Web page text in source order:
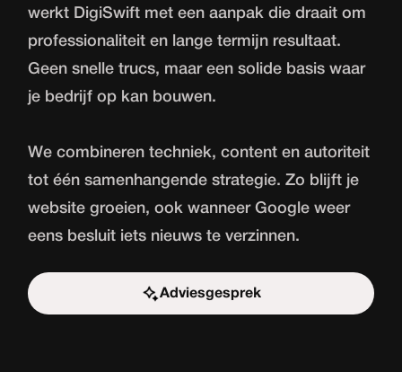
werkt DigiSwift met een aanpak die draait om
professionaliteit en lange termijn resultaat.
Geen snelle trucs, maar een solide basis waar
je bedrijf op kan bouwen.
We combineren techniek, content en autoriteit
tot één samenhangende strategie. Zo blijft je
website groeien, ook wanneer Google weer
eens besluit iets nieuws te verzinnen.
Adviesgesprek
Start de uitdaging